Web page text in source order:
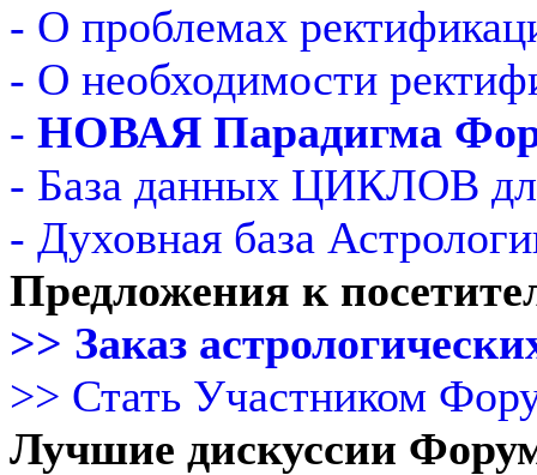
- О проблемах
- О необходимости
- НОВАЯ Парадигма
- База данных ЦИКЛОВ
- Духовная база
Предложения к
>> Заказ
>> Стать Участником
Лучшие дискуссии